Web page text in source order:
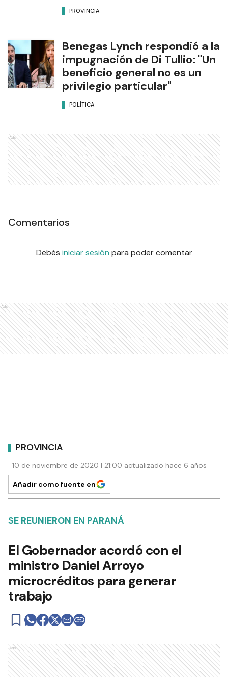
PROVINCIA
Benegas Lynch respondió a la
impugnación de Di Tullio: "Un
beneficio general no es un
privilegio particular"
POLÍTICA
Ads
Comentarios
Debés iniciar sesión para poder comentar
Ads
PROVINCIA
10 de noviembre de 2020 | 21:00 actualizado hace 6 años
Añadir como fuente en
SE REUNIERON EN PARANÁ
El Gobernador acordó con el
ministro Daniel Arroyo
microcréditos para generar
trabajo
Ads